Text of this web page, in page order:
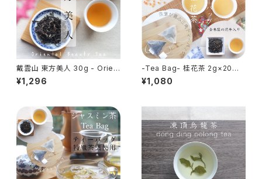
戴雲山 東方美人 30g - Orien
tal Beauty Tea - 中国茶 烏龍
茶 福建省産
¥1,296
-Tea Bag- 桂花茶 2g×20包
- Gui Hua Tea Bag - 中国茶
花茶 ティーバッグ
¥1,080